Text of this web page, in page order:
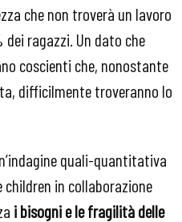
che non troverà un lavoro
ragazzi. Un dato che
coscienti che, nonostante
difficilmente troveranno lo
quali-quantitativa
in collaborazione
i bisogni e le fragilità delle